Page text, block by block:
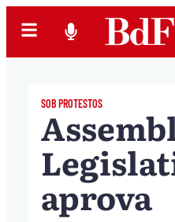
SOB PROTESTOS
aprova